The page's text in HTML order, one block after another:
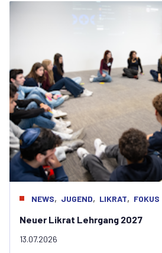
NEWS, JUGEND, LIKRAT, FOKUS
Neuer Likrat Lehrgang 2027
13.07.2026